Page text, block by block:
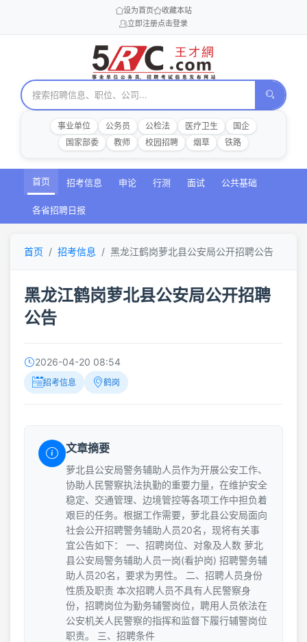
设为首页
收藏本站
立即注册点击登录
事业单位 公务员 公检法 医疗卫生
国企
国家部委
教师 校园招聘 烟草 铁路
首页 招考信息 申论 行测 面试 公共基础
各省招聘日报
首页 招考信息 黑龙江鹤岗萝北县公安局公开招聘公告
黑龙江鹤岗萝北县公安局公开招聘
公告
2026-04-20 08:54
招考信息 鹤岗
文章摘要
萝北县公安局警务辅助人员作为开展公安工作、
协助人民警察执法执勤的重要力量，在维护安全
稳定、交通管理、边境管控等各项工作中担负着
艰巨的任务。根据工作需要，萝北县公安局面向
社会公开招聘警务辅助人员20名，现将有关事
宜公告如下： 一、招聘岗位、对象及人数 萝北
县公安局警务辅助人员一岗(看护岗) 招聘警务辅
助人员20名，要求为男性。 二、招聘人员身份
性质及职责 本次招聘人员不具有人民警察身
份，招聘岗位为勤务辅警岗位，聘用人员依法在
公安机关人民警察的指挥和监督下履行辅警岗位
职责。 三、招聘条件